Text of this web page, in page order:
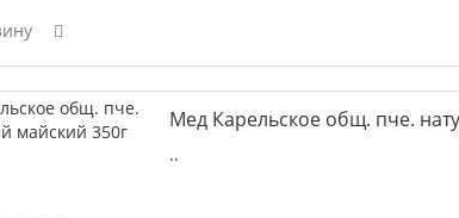
Мед Карельское общ. пче.
..